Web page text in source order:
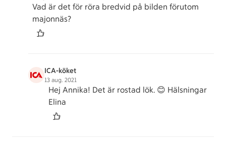
Vad är det för röra bredvid på bilden förutom
majonnäs?
ICA-köket
13 aug. 2021
Hej Annika! Det är rostad lök. 😊 Hälsningar
Elina